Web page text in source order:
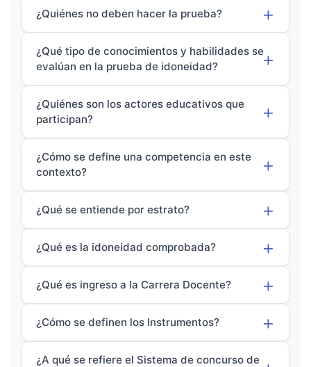
¿Quiénes no deben hacer la prueba?
¿Qué tipo de conocimientos y habilidades se
evalúan en la prueba de idoneidad?
¿Quiénes son los actores educativos que
participan?
¿Cómo se define una competencia en este
contexto?
¿Qué se entiende por estrato?
¿Qué es la idoneidad comprobada?
¿Qué es ingreso a la Carrera Docente?
¿Cómo se definen los Instrumentos?
¿A qué se refiere el Sistema de concurso de